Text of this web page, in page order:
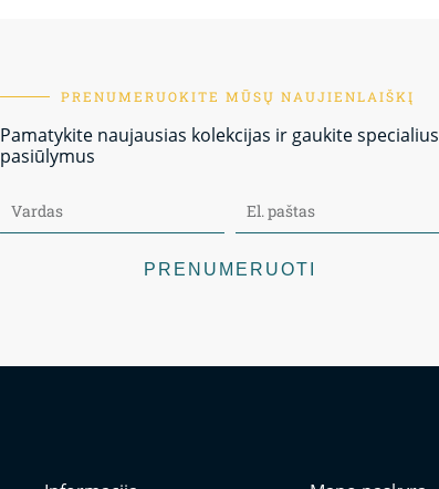
PRENUMERUOKITE MŪSŲ NAUJIENLAIŠKĮ
Pamatykite naujausias kolekcijas ir gaukite specialius
pasiūlymus
PRENUMERUOTI